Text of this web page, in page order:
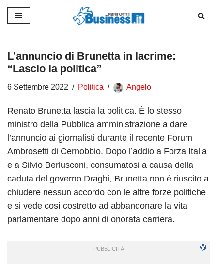
contenuto
L’annuncio di Brunetta in lacrime:
“Lascio la politica”
6 Settembre 2022 Politica Angelo
Renato Brunetta lascia la politica. È lo stesso
ministro della Pubblica amministrazione a dare
l’annuncio ai giornalisti durante il recente Forum
Ambrosetti di Cernobbio. Dopo l’addio a Forza Italia
e a Silvio Berlusconi, consumatosi a causa della
caduta del governo Draghi, Brunetta non è riuscito a
chiudere nessun accordo con le altre forze politiche
e si vede così costretto ad abbandonare la vita
parlamentare dopo anni di onorata carriera.